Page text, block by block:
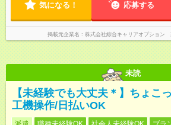
気になる！ 応募する
掲載元企業名 株式会社綜合キャリアオプション
未読
【未経験でも大丈夫＊】ちょこ
工機操作/日払いOK